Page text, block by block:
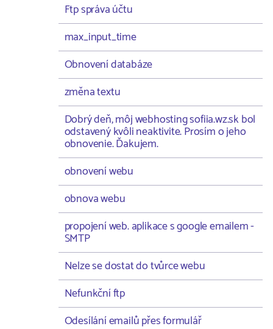
Ftp správa účtu
max_input_time
Obnovení databáze
změna textu
Dobrý deň, môj webhosting sofiia.wz.sk bol
odstavený kvôli neaktivite. Prosím o jeho
obnovenie. Ďakujem.
obnovení webu
obnova webu
propojení web. aplikace s google emailem -
SMTP
Nelze se dostat do tvůrce webu
Nefunkční ftp
Odesílání emailů přes formulář